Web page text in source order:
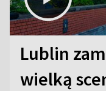
Lublin
wielką